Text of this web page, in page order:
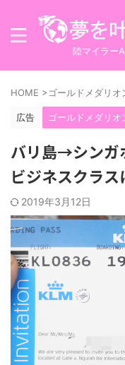
陸マイラー
HOME >ゴールドメダリオ
広告 ゴールドメダリオ
バリ島→シンガ
ビジネスクラス
2019年3月12日